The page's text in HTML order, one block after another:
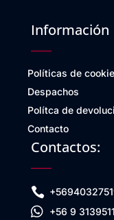
Información
Políticas de
Despachos
Polítca de
Contacto
Contactos:

 +56 9